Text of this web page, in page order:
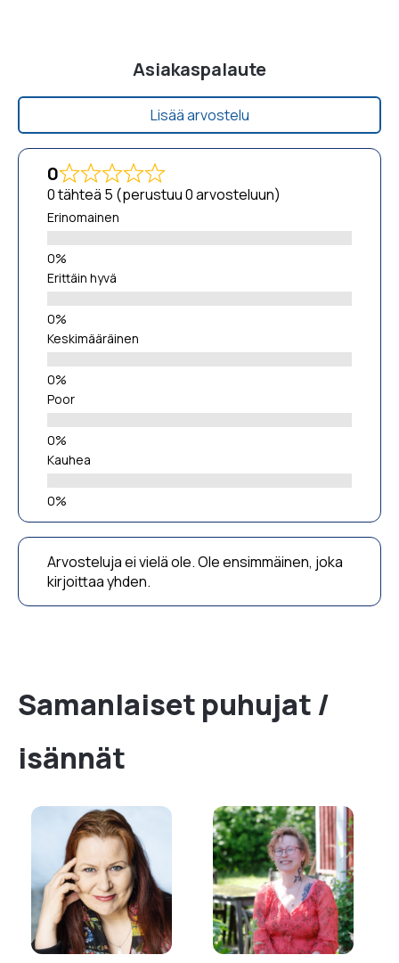
Asiakaspalaute
Lisää arvostelu
0
0 tähteä 5 (perustuu 0 arvosteluun)
Erinomainen
Erittäin hyvä
Keskimääräinen
Poor
Kauhea
Arvosteluja ei vielä ole. Ole ensimmäinen, joka
kirjoittaa yhden.
Samanlaiset puhujat /
isännät